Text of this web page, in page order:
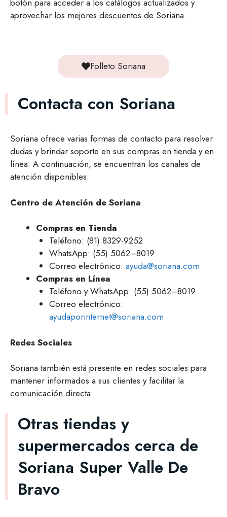
botón para acceder a los catálogos actualizados y
aprovechar los mejores descuentos de Soriana.
Folleto Soriana
Contacta con Soriana
Soriana ofrece varias formas de contacto para resolver
dudas y brindar soporte en sus compras en tienda y en
línea. A continuación, se encuentran los canales de
atención disponibles:
Centro de Atención de Soriana
Compras en Tienda
Teléfono: (81) 8329-9252
WhatsApp: (55) 5062–8019
Correo electrónico: ayuda@soriana.com
Compras en Línea
Teléfono y WhatsApp: (55) 5062–8019
Correo electrónico:
ayudaporinternet@soriana.com
Redes Sociales
Soriana también está presente en redes sociales para
mantener informados a sus clientes y facilitar la
comunicación directa.
Otras tiendas y
supermercados cerca de
Soriana Super Valle De
Bravo